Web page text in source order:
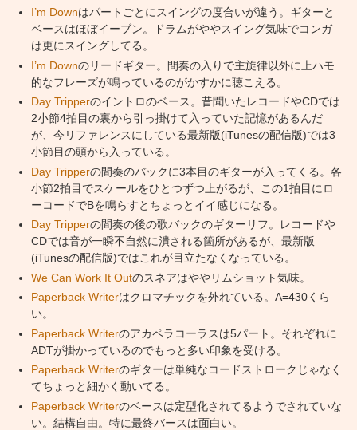
I’m Downはパートごとにスイングの度合いが違う。ギターと
ベースはほぼイーブン。ドラムがややスイング気味でコンガ
は更にスイングしてる。
I’m Downのリードギター。間奏の入りで主旋律以外に上ハモ
的なフレーズが鳴っているのがかすかに聴こえる。
Day Tripperのイントロのベース。昔聞いたレコードやCDでは
2小節4拍目の裏から引っ掛けて入っていた記憶があるんだ
が、今リファレンスにしている最新版(iTunesの配信版)では3
小節目の頭から入っている。
Day Tripperの間奏のバックに3本目のギターが入ってくる。各
小節2拍目でスケールをひとつずつ上がるが、この1拍目にロ
ーコードでBを鳴らすとちょっとイイ感じになる。
Day Tripperの間奏の後の歌バックのギターリフ。レコードや
CDでは音が一瞬不自然に潰される箇所があるが、最新版
(iTunesの配信版)ではこれが目立たなくなっている。
We Can Work It Outのスネアはややリムショット気味。
Paperback Writerはクロマチックを外れている。A=430くら
い。
Paperback Writerのアカペラコーラスは5パート。それぞれに
ADTが掛かっているのでもっと多い印象を受ける。
Paperback Writerのギターは単純なコードストロークじゃなく
てちょっと細かく動いてる。
Paperback Writerのベースは定型化されてるようでされていな
い。結構自由。特に最終バースは面白い。